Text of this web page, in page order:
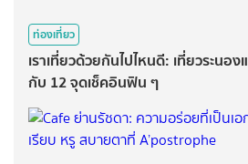
ท่องเที่ยว
เราเที่ยวด้วยกันไปไหนดี: เที่ยวระนอ
กับ 12 จุดเช็คอินฟิน ๆ